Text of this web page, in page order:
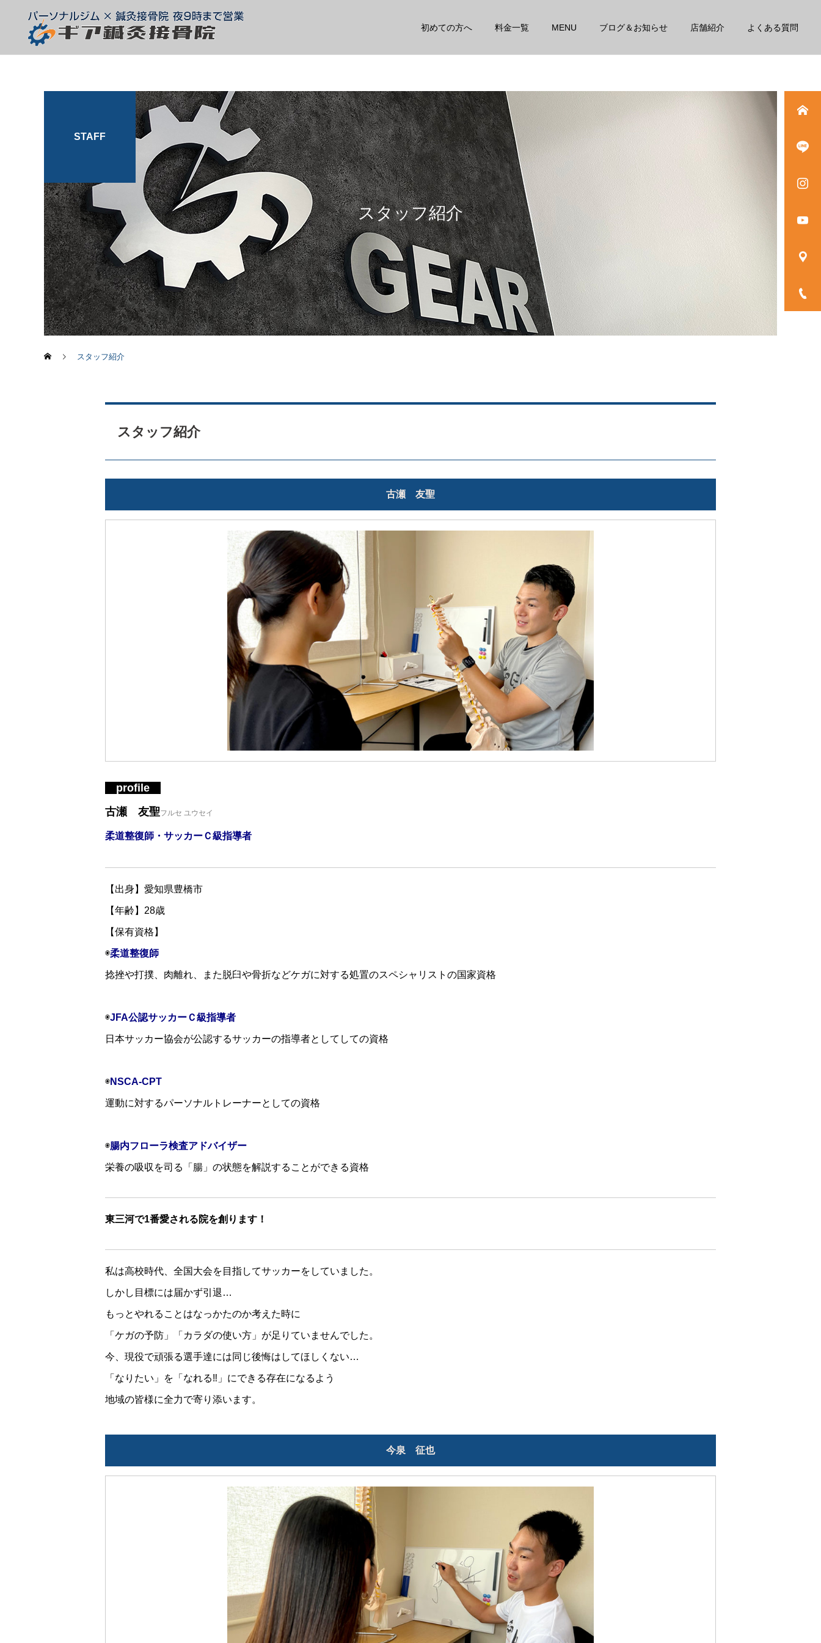
初めての方へ 料金一覧 MENU ブログ＆お知らせ 店舗紹介 よくある質問
詳細を見る
整体 矯正 鍼灸
テーピング トレーニング ダイエット
腰椎椎間板ヘルニア
スタッフ
痛みがあるとき、動かした
ほうがいい?休んだほうが
いい?
スタッフ
股関節が詰まる感じがする
スタッフ
姿勢を良くしたい人がする
こと3選
その腰痛、本当に年のせ
い?
季節の変わり目は体の不調
スタッフ紹介
STAFF
スタッフ紹介
スタッフ紹介
古瀬 友聖
profile
古瀬 友聖フルセ ユウセイ
⁡柔道整復師・サッカーＣ級指導者
【出身】愛知県豊橋市⁡
⁡【年齢】28歳⁡⁡
⁡【保有資格】
◉柔道整復師⁡ ⁡
⁡捻挫や打撲、肉離れ、また脱臼や骨折などケガに対する処置のスペシャリストの国家資格
◉JFA公認サッカーＣ級指導者⁡
⁡日本サッカー協会が公認するサッカーの指導者としてしての資格⁡
⁡⁡◉NSCA-CPT⁡
⁡運動に対するパーソナルトレーナーとしての資格⁡
◉腸内フローラ検査アドバイザー⁡
⁡栄養の吸収を司る「腸」の状態を解説することができる資格⁡
東三河で1番愛される院を創ります！
私は高校時代、全国大会を目指してサッカーをしていました。
しかし目標には届かず引退…
もっとやれることはなっかたのか考えた時に
「ケガの予防」「カラダの使い方」が足りていませんでした。
今、現役で頑張る選手達には同じ後悔はしてほしくない…
「なりたい」を「なれる‼」にできる存在になるよう
地域の皆様に全力で寄り添います。
今泉 征也